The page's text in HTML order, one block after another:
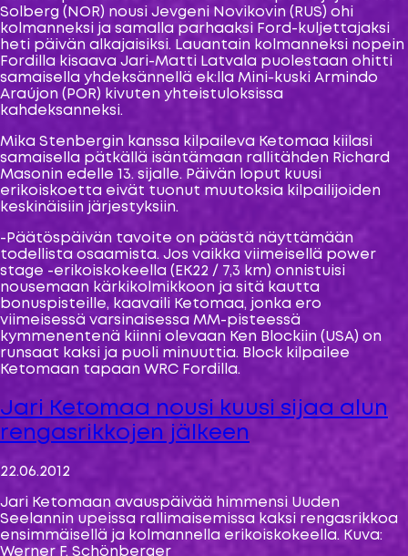
Solberg (NOR) nousi Jevgeni Novikovin (RUS) ohi
kolmanneksi ja samalla parhaaksi Ford-kuljettajaksi
heti päivän alkajaisiksi. Lauantain kolmanneksi nopein
Fordilla kisaava Jari-Matti Latvala puolestaan ohitti
samaisella yhdeksännellä ek:lla Mini-kuski Armindo
Araújon (POR) kivuten yhteistuloksissa
kahdeksanneksi.
Mika Stenbergin kanssa kilpaileva Ketomaa kiilasi
samaisella pätkällä isäntämaan rallitähden Richard
Masonin edelle 13. sijalle. Päivän loput kuusi
erikoiskoetta eivät tuonut muutoksia kilpailijoiden
keskinäisiin järjestyksiin.
-Päätöspäivän tavoite on päästä näyttämään
todellista osaamista. Jos vaikka viimeisellä power
stage -erikoiskokeella (EK22 / 7,3 km) onnistuisi
nousemaan kärkikolmikkoon ja sitä kautta
bonuspisteille, kaavaili Ketomaa, jonka ero
viimeisessä varsinaisessa MM-pisteessä
kymmenentenä kiinni olevaan Ken Blockiin (USA) on
runsaat kaksi ja puoli minuuttia. Block kilpailee
Ketomaan tapaan WRC Fordilla.
Jari Ketomaa nousi kuusi sijaa alun
rengasrikkojen jälkeen
22.06.2012
Jari Ketomaan avauspäivää himmensi Uuden
Seelannin upeissa rallimaisemissa kaksi rengasrikkoa
ensimmäisellä ja kolmannella erikoiskokeella. Kuva:
Werner F. Schönberger